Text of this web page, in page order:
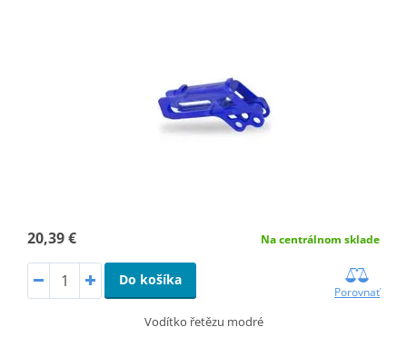
20,39 € Na centrálnom sklade
Do košíka
Porovnať
Vodítko řetězu modré